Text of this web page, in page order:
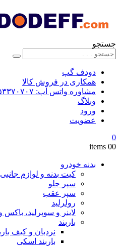
جستجو
دودف گپ
همکاری در فروش کالا
مشاوره واتس آپ: ۰۹۳۵۳۳۷۰۷۰۷
وبلاگ
ورود
عضویت
0
00 items
بدنه خودرو
کیت بدنه و لوازم جانبی
سپر جلو
سپر عقب
رولرلید
لاینر و سوپرلید،
باربند
نردبان و کیف
باربند اسکی